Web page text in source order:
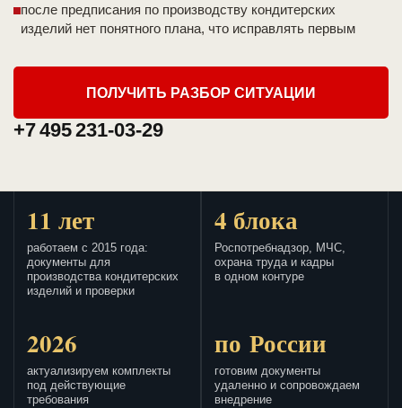
после предписания по производству кондитерских
изделий нет понятного плана, что исправлять первым
ПОЛУЧИТЬ РАЗБОР СИТУАЦИИ
+7 495 231-03-29
11 лет
работаем с 2015 года:
документы для
производства кондитерских
изделий и проверки
4 блока
Роспотребнадзор, МЧС,
охрана труда и кадры
в одном контуре
2026
актуализируем комплекты
под действующие
требования
по России
готовим документы
удаленно и сопровождаем
внедрение